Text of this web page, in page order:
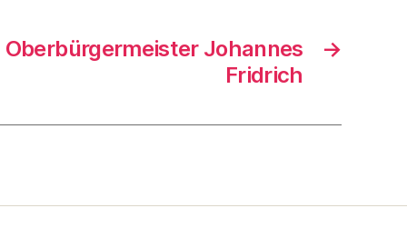
→
Johannes
Fridrich